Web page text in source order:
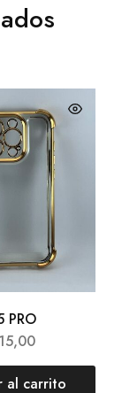
PRO
15,00
al carrito